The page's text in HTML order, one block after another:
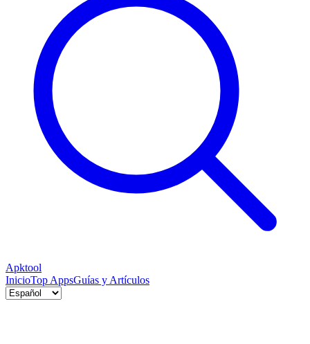
Apktool
InicioTop AppsGuías y Artículos